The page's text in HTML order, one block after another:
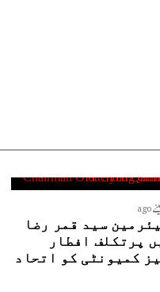
سید قمر رضا
پرتکلف افطار
کمیونٹی کو اتحاد